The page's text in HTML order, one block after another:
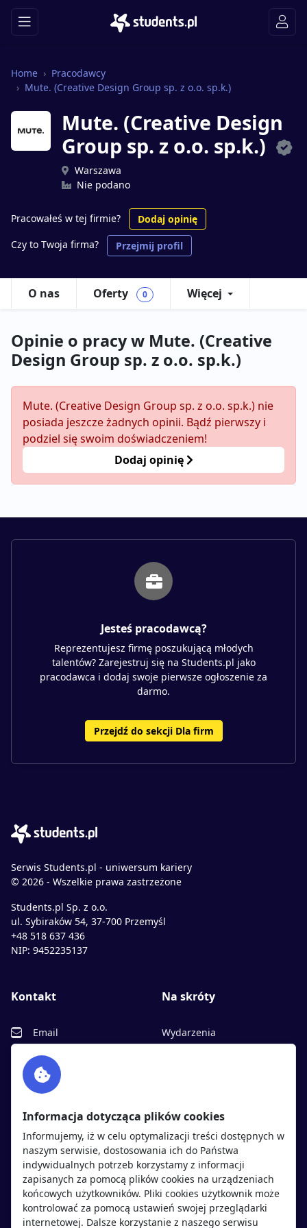
Home
Pracodawcy
Mute. (Creative Design Group sp. z o.o. sp.k.)
Mute. (Creative Design
Group sp. z o.o. sp.k.)
Warszawa
Nie podano
Pracowałeś w tej firmie?
Dodaj opinię
Czy to Twoja firma?
Przejmij profil
O nas Oferty 0 Więcej
Opinie o pracy w Mute. (Creative
Design Group sp. z o.o. sp.k.)
Mute. (Creative Design Group sp. z o.o. sp.k.) nie
posiada jeszcze żadnych opinii. Bądź pierwszy i
podziel się swoim doświadczeniem!
Dodaj opinię
Jesteś pracodawcą?
Reprezentujesz firmę poszukującą młodych
talentów? Zarejestruj się na Students.pl jako
pracodawca i dodaj swoje pierwsze ogłoszenie za
darmo.
Przejdź do sekcji Dla firm
Serwis Students.pl - uniwersum kariery
© 2026 - Wszelkie prawa zastrzeżone
Students.pl Sp. z o.o.
ul. Sybiraków 54, 37-700 Przemyśl
+48 518 637 436
NIP: 9452235137
Kontakt
Email
Facebook
Twitter
Na skróty
Wydarzenia
Polityka cookies
Polityka prywatności
Kandydaci
Regulamin kandydata
Pracodawcy
Regulamin pracodawcy
Informacja dotycząca plików cookies
Informujemy, iż w celu optymalizacji treści dostępnych w
naszym serwisie, dostosowania ich do Państwa
indywidualnych potrzeb korzystamy z informacji
zapisanych za pomocą plików cookies na urządzeniach
końcowych użytkowników. Pliki cookies użytkownik może
kontrolować za pomocą ustawień swojej przeglądarki
internetowej. Dalsze korzystanie z naszego serwisu